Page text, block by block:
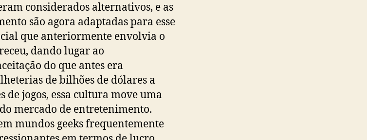
considerados alternativos, e as
são agora adaptadas para esse
que anteriormente envolvia o
dando lugar ao
do que antes era
de bilhões de dólares a
de jogos, essa cultura move uma
mercado de entretenimento.
mundos geeks frequentemente